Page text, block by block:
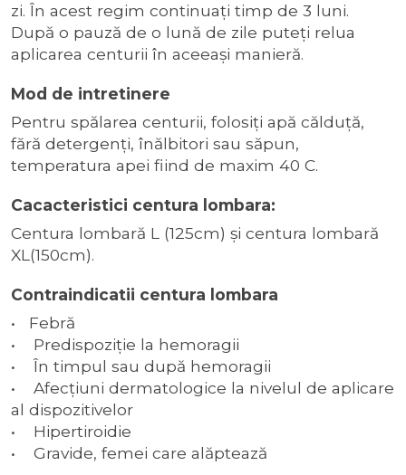
zi. În acest regim continuaţi timp de 3 luni.
După o pauză de o lună de zile puteţi relua
aplicarea centurii în aceeaşi manieră.
Mod de intretinere
Pentru spălarea centurii, folosiţi apă călduţă,
fără detergenţi, înălbitori sau săpun,
temperatura apei fiind de maxim 40 C.
Cacacteristici centura lombara:
Centura lombară L (125cm) și centura lombară
XL(150cm).
Contraindicatii centura lombara
• Febră
• Predispoziţie la hemoragii
• În timpul sau după hemoragii
• Afecţiuni dermatologice la nivelul de aplicare
al dispozitivelor
• Hipertiroidie
• Gravide, femei care alăptează